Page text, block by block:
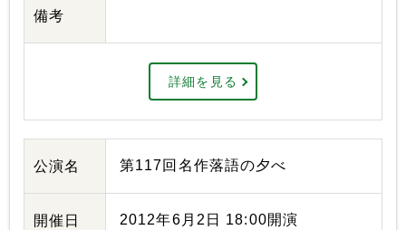
備考
詳細を見る
公演名 第117回名作落語の夕べ
開催日 2012年6月2日 18:00開演